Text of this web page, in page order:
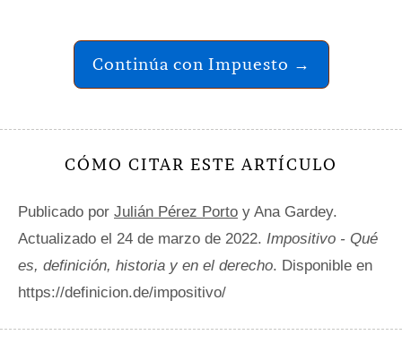
Continúa con Impuesto →
CÓMO CITAR ESTE ARTÍCULO
Publicado por Julián Pérez Porto y Ana Gardey.
Actualizado el 24 de marzo de 2022. Impositivo - Qué
es, definición, historia y en el derecho. Disponible en
https://definicion.de/impositivo/